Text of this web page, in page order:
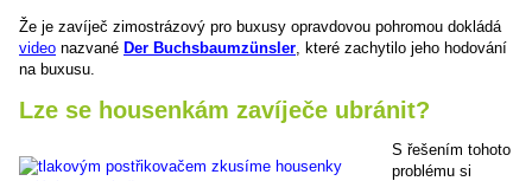
Že je zavíječ zimostrázový pro buxusy opravdovou pohromou dokládá
video nazvané Der Buchsbaumzünsler , které zachytilo jeho hodování
na buxusu.
Lze se housenkám zavíječe ubránit?
S řešením tohoto
problému si